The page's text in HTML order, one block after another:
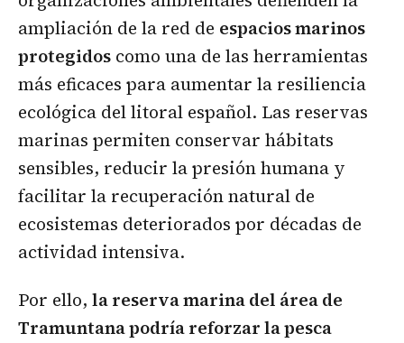
ampliación de la red de espacios marinos
protegidos como una de las herramientas
más eficaces para aumentar la resiliencia
ecológica del litoral español. Las reservas
marinas permiten conservar hábitats
sensibles, reducir la presión humana y
facilitar la recuperación natural de
ecosistemas deteriorados por décadas de
actividad intensiva.
Por ello, la reserva marina del área de
Tramuntana podría reforzar la pesca